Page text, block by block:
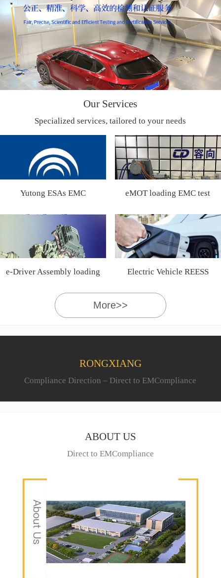
Our Services
Specialized services, tailored to your needs
Yutong ESAs EMC
eMOT loading EMC test
e-Driver Assembly loading
Electric Vehicle REESS
More>>
RONGXIANG
Compliance Direction – Direct to EMCompliance
ABOUT US
Direct to EMCompliance